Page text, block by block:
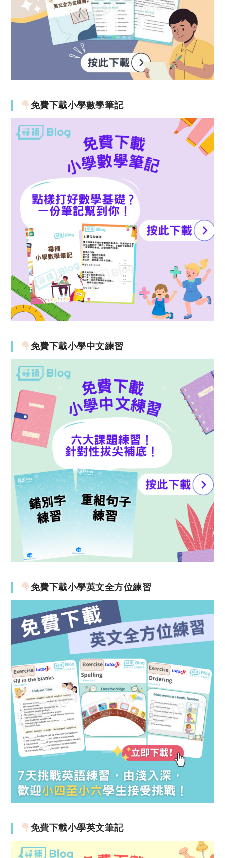
免費下載小學數學筆記
免費下載小學中文練習
免費下載小學英文全方位練習
免費下載小學英文筆記